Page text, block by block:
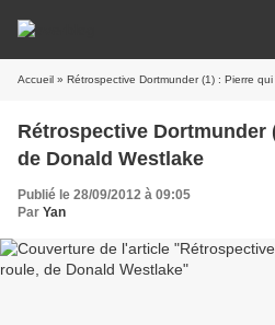
Accueil » Rétrospective Dortmunder (1) : Pierre
Rétrospective Dortmunder
de Donald Westlake
Publié le 28/09/2012 à 09:05
Par Yan